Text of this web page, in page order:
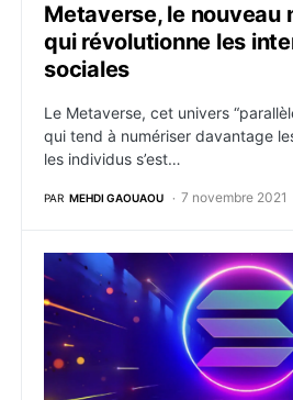
Metaverse, le nouveau
qui révolutionne les
sociales
Le Metaverse, cet univers
qui tend à numériser davantage
les individus s’est…
PAR MEHDI GAOUAOU 7 novembre 2021
L’écosystème Solana est-il